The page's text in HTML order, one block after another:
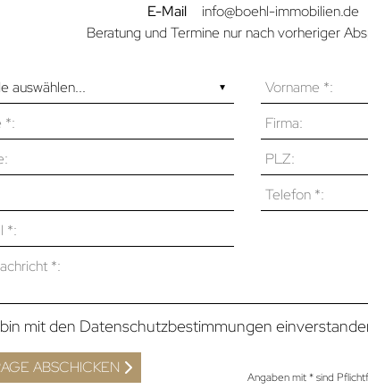
E-Mail
info@boehl-immobilien.de
Beratung und Termine nur nach vorheriger
mit den Datenschutzbestimmungen
Angaben mit * sind